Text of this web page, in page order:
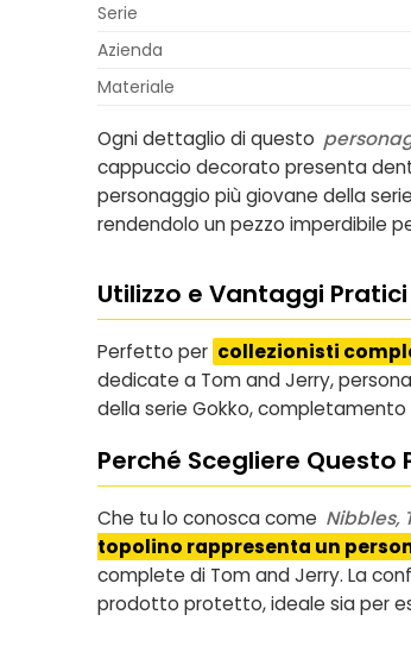
Serie
Azienda
Materiale
Ogni dettaglio di questo
cappuccio decorato presenta
personaggio più giovane della
rendendolo un pezzo imperdibile
Utilizzo e Vantaggi Pratici
Perfetto per collezionisti
dedicate a Tom and Jerry,
della serie Gokko,
Perché Scegliere Questo
Che tu lo conosca come Nibbles,
topolino rappresenta un
complete di Tom and Jerry. La
prodotto protetto, ideale sia per